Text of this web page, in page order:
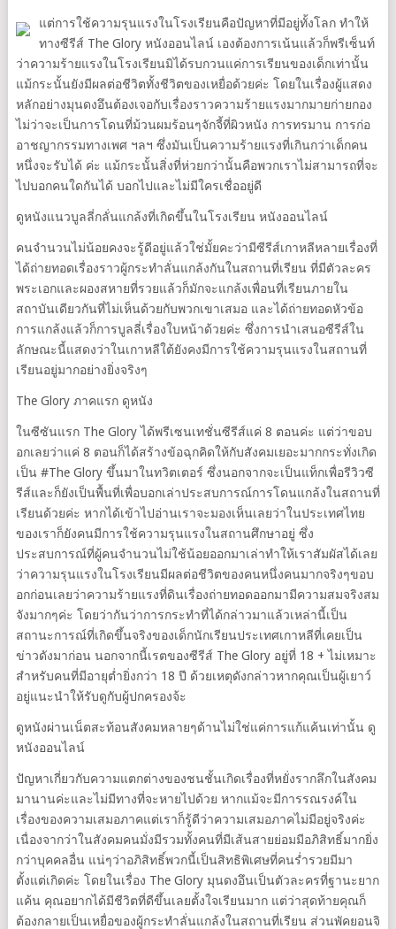
แต่การใช้ความรุนแรงในโรงเรียนคือปัญหาที่มีอยู่ทั้งโลก ทำให้
ทางซีรีส์ The Glory หนังออนไลน์ เองต้องการเน้นแล้วก็พรีเซ็นท์
ว่าความร้ายแรงในโรงเรียนมิได้รบกวนแค่การเรียนของเด็กเท่านั้น
แม้กระนั้นยังมีผลต่อชีวิตทั้งชีวิตของเหยื่อด้วยค่ะ โดยในเรื่องผู้แสดง
หลักอย่างมุนดงอึนต้องเจอกับเรื่องราวความร้ายแรงมากมายก่ายกอง
ไม่ว่าจะเป็นการโดนที่ม้วนผมร้อนๆจักจี้ที่ผิวหนัง การทรมาน การก่อ
อาชญากรรมทางเพศ ฯลฯ ซึ่งมันเป็นความร้ายแรงที่เกินกว่าเด็กคน
หนึ่งจะรับได้ ค่ะ แม้กระนั้นสิ่งที่ห่วยกว่านั้นคือพวกเราไม่สามารถที่จะ
ไปบอกคนใดกันได้ บอกไปและไม่มีใครเชื่ออยู่ดี
ดูหนังแนวบูลลี่กลั่นแกล้งที่เกิดขึ้นในโรงเรียน หนังออนไลน์
คนจำนวนไม่น้อยคงจะรู้ดีอยู่แล้วใช่มั้ยคะว่ามีซีรีส์เกาหลีหลายเรื่องที่
ได้ถ่ายทอดเรื่องราวผู้กระทำลั่นแกล้งกันในสถานที่เรียน ที่มีตัวละคร
พระเอกและผองสหายที่รวยแล้วก็มักจะแกล้งเพื่อนที่เรียนภายใน
สถาบันเดียวกันที่ไม่เห็นด้วยกับพวกเขาเสมอ และได้ถ่ายทอดหัวข้อ
การแกล้งแล้วก็การบูลลี่เรื่องใบหน้าด้วยค่ะ ซึ่งการนำเสนอซีรีส์ใน
ลักษณะนี้แสดงว่าในเกาหลีใต้ยังคงมีการใช้ความรุนแรงในสถานที่
เรียนอยู่มากอย่างยิ่งจริงๆ
The Glory ภาคแรก ดูหนัง
ในซีซันแรก The Glory ได้พรีเซนเทชั่นซีรีส์แค่ 8 ตอนค่ะ แต่ว่าขอบ
อกเลยว่าแค่ 8 ตอนก็ได้สร้างข้อฉุกคิดให้กับสังคมเยอะมากกระทั่งเกิด
เป็น #The Glory ขึ้นมาในทวิตเตอร์ ซึ่งนอกจากจะเป็นแท็กเพื่อรีวิวซี
รีส์และก็ยังเป็นพื้นที่เพื่อบอกเล่าประสบการณ์การโดนแกล้งในสถานที่
เรียนด้วยค่ะ หากได้เข้าไปอ่านเราจะมองเห็นเลยว่าในประเทศไทย
ของเราก็ยังคนมีการใช้ความรุนแรงในสถานศึกษาอยู่ ซึ่ง
ประสบการณ์ที่ผู้คนจำนวนไม่ใช้น้อยออกมาเล่าทำให้เราสัมผัสได้เลย
ว่าความรุนแรงในโรงเรียนมีผลต่อชีวิตของคนหนึ่งคนมากจริงๆขอบ
อกก่อนเลยว่าความร้ายแรงที่ดินเรื่องถ่ายทอดออกมามีความสมจริงสม
จังมากๆค่ะ โดยว่ากันว่าการกระทำที่ได้กล่าวมาแล้วเหล่านี้เป็น
สถานะการณ์ที่เกิดขึ้นจริงของเด็กนักเรียนประเทศเกาหลีที่เคยเป็น
ข่าวดังมาก่อน นอกจากนี้เรตของซีรีส์ The Glory อยู่ที่ 18 + ไม่เหมาะ
สำหรับคนที่มีอายุต่ำยิ่งกว่า 18 ปี ด้วยเหตุดังกล่าวหากคุณเป็นผู้เยาว์
อยู่แนะนำให้รับดูกับผู้ปกครองจ้ะ
ดูหนังผ่านเน็ตสะท้อนสังคมหลายๆด้านไม่ใช่แค่การแก้แค้นเท่านั้น ดู
หนังออนไลน์
ปัญหาเกี่ยวกับความแตกต่างของชนชั้นเกิดเรื่องที่หยั่งรากลึกในสังคม
มานานค่ะและไม่มีทางที่จะหายไปด้วย หากแม้จะมีการรณรงค์ใน
เรื่องของความเสมอภาคแต่เราก็รู้ดีว่าความเสมอภาคไม่มีอยู่จริงค่ะ
เนื่องจากว่าในสังคมคนมั่งมีรวมทั้งคนที่มีเส้นสายย่อมมีอภิสิทธิ์มากยิ่ง
กว่าบุคคลอื่น แน่ๆว่าอภิสิทธิ์พวกนี้เป็นสิทธิพิเศษที่คนร่ำรวยมีมา
ตั้งแต่เกิดค่ะ โดยในเรื่อง The Glory มุนดงอึนเป็นตัวละครที่ฐานะยาก
แค้น คุณอยากได้มีชีวิตที่ดีขึ้นเลยตั้งใจเรียนมาก แต่ว่าสุดท้ายคุณก็
ต้องกลายเป็นเหยื่อของผู้กระทำลั่นแกล้งในสถานที่เรียน ส่วนพัคยอนจิ